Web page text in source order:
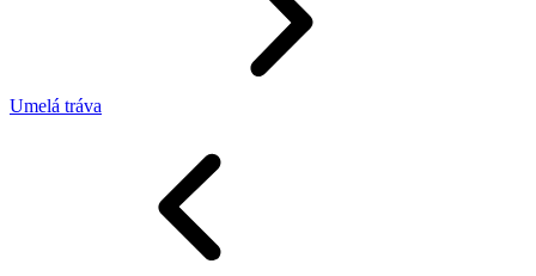
Umelá tráva